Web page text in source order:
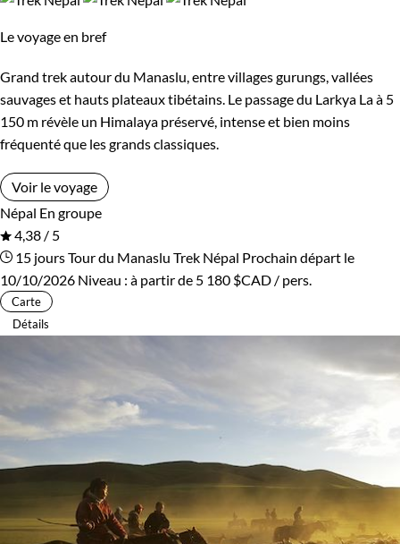
Standard
Itinérance
Itinérant Semi-itinérant
Environnement
Bord de mer et îles Brousse et Savane
Forêts, collines, rivières et lacs
Le voyage en bref
Grand trek autour du Manaslu, entre villages gurungs, vallées
sauvages et hauts plateaux tibétains. Le passage du Larkya La à 5
150 m révèle un Himalaya préservé, intense et bien moins
fréquenté que les grands classiques.
Voir le voyage
Népal En groupe
4,38 / 5
15 joursTour du Manaslu Trek Népal Prochain départ le
10/10/2026 Niveau : à partir de 5 180 $CAD / pers.
Carte
Détails